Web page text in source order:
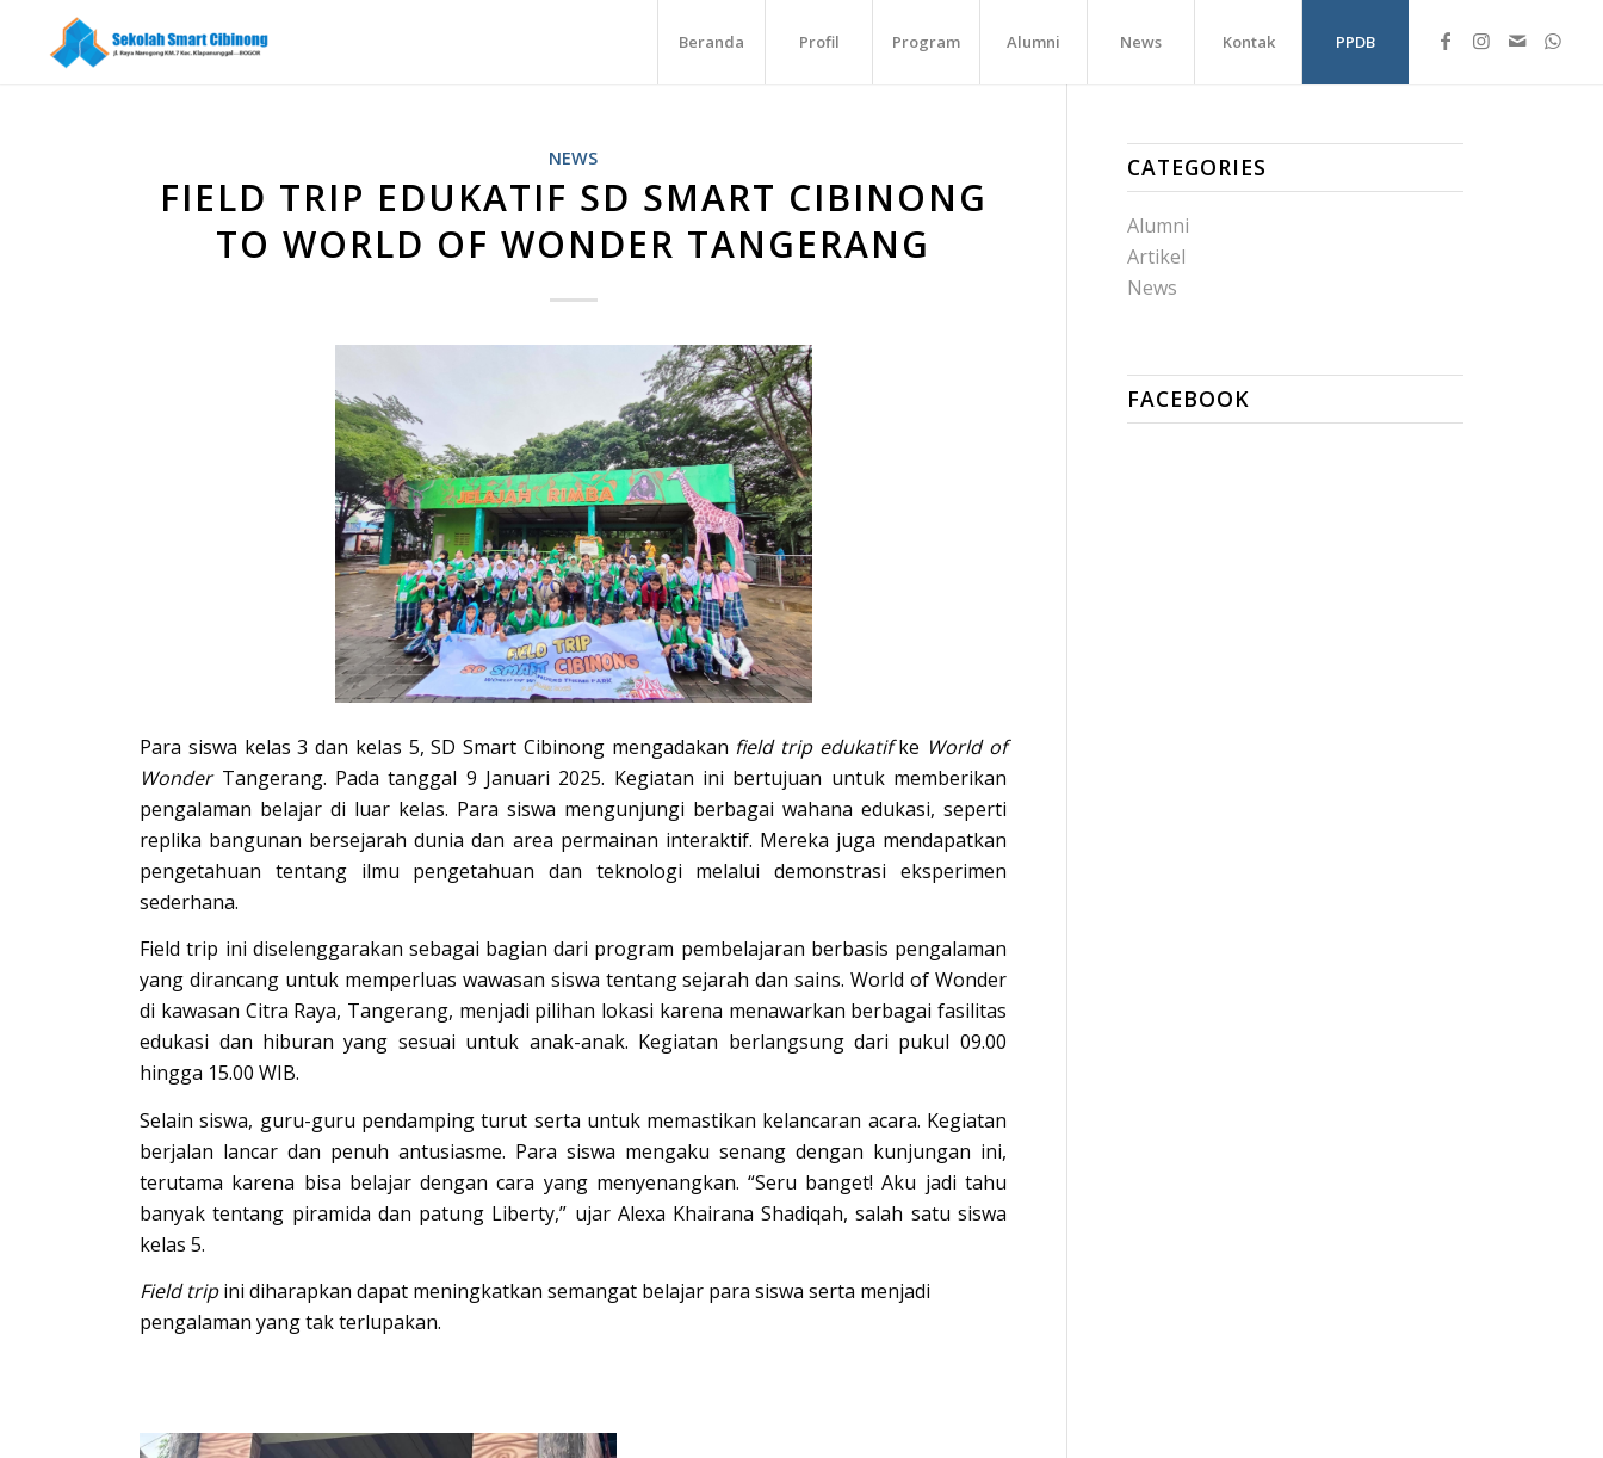
Beranda Profil Program Alumni News Kontak PPDB
NEWS
FIELD TRIP EDUKATIF SD SMART CIBINONG
TO WORLD OF WONDER TANGERANG
Para siswa kelas 3 dan kelas 5, SD Smart Cibinong mengadakan field trip edukatifke World of
WonderTangerang. Pada tanggal 9 Januari 2025. Kegiatan ini bertujuan untuk memberikan
pengalaman belajar di luar kelas. Para siswa mengunjungi berbagai wahana edukasi, seperti
replika bangunan bersejarah dunia dan area permainan interaktif. Mereka juga mendapatkan
pengetahuan tentang ilmu pengetahuan dan teknologi melalui demonstrasi eksperimen
sederhana.
Field trip ini diselenggarakan sebagai bagian dari program pembelajaran berbasis pengalaman
yang dirancang untuk memperluas wawasan siswa tentang sejarah dan sains. World of Wonder
di kawasan Citra Raya, Tangerang, menjadi pilihan lokasi karena menawarkan berbagai fasilitas
edukasi dan hiburan yang sesuai untuk anak-anak. Kegiatan berlangsung dari pukul 09.00
hingga 15.00 WIB.
Selain siswa, guru-guru pendamping turut serta untuk memastikan kelancaran acara. Kegiatan
berjalan lancar dan penuh antusiasme. Para siswa mengaku senang dengan kunjungan ini,
terutama karena bisa belajar dengan cara yang menyenangkan. “Seru banget! Aku jadi tahu
banyak tentang piramida dan patung Liberty,” ujar Alexa Khairana Shadiqah, salah satu siswa
kelas 5.
Field tripini diharapkan dapat meningkatkan semangat belajar para siswa serta menjadi
pengalaman yang tak terlupakan.
CATEGORIES
Alumni
Artikel
News
FACEBOOK